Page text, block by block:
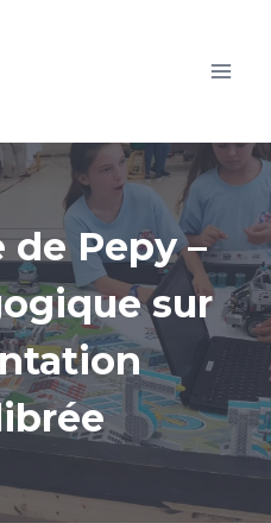
de Pepy –
sur